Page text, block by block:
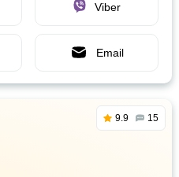
Viber
Email
9.9 15